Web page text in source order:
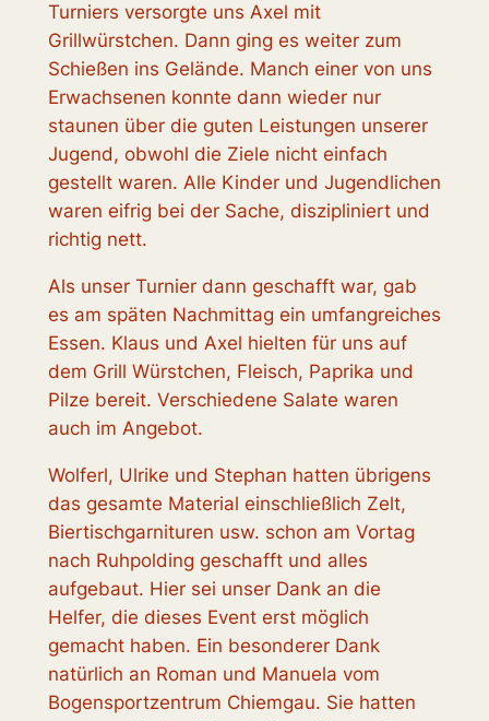
Turniers versorgte uns Axel mit
Grillwürstchen. Dann ging es weiter zum
Schießen ins Gelände. Manch einer von uns
Erwachsenen konnte dann wieder nur
staunen über die guten Leistungen unserer
Jugend, obwohl die Ziele nicht einfach
gestellt waren. Alle Kinder und Jugendlichen
waren eifrig bei der Sache, diszipliniert und
richtig nett.
Als unser Turnier dann geschafft war, gab
es am späten Nachmittag ein umfangreiches
Essen. Klaus und Axel hielten für uns auf
dem Grill Würstchen, Fleisch, Paprika und
Pilze bereit. Verschiedene Salate waren
auch im Angebot.
Wolferl, Ulrike und Stephan hatten übrigens
das gesamte Material einschließlich Zelt,
Biertischgarnituren usw. schon am Vortag
nach Ruhpolding geschafft und alles
aufgebaut. Hier sei unser Dank an die
Helfer, die dieses Event erst möglich
gemacht haben. Ein besonderer Dank
natürlich an Roman und Manuela vom
Bogensportzentrum Chiemgau. Sie hatten